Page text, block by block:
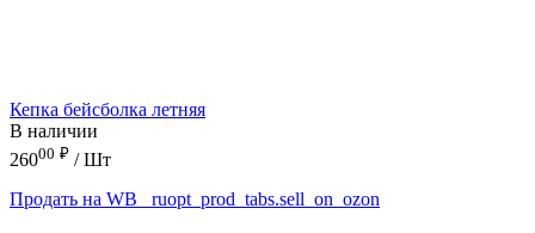
Кепка бейсболка летняя
В наличии
26000 ₽ / Шт
Продать на WB
_ruopt_prod_tabs.sell_on_ozon